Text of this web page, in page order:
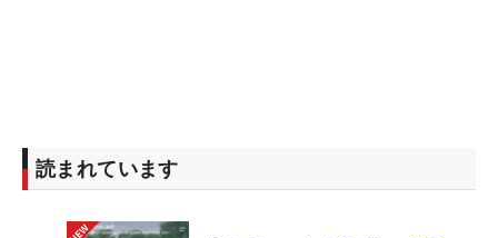
読まれています